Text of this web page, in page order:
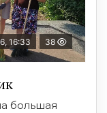
16:33 38
большая